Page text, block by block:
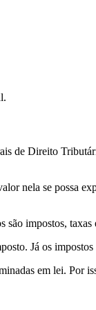
de Direito
nela se possa
impostos,
Já os
em lei. Por